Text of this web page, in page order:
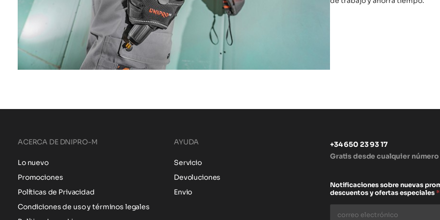
ACERCA DE DNIPRO-M
Lo nuevo
Promociones
Políticas de Privacidad
Condiciones de uso y términos legales
AYUDA
Servicio
Devoluciones
Envio
+34 650 23 93 17
Gratis desde cualquier número
Notificaciones sobre nuevas
descuentos y ofertas especiales*